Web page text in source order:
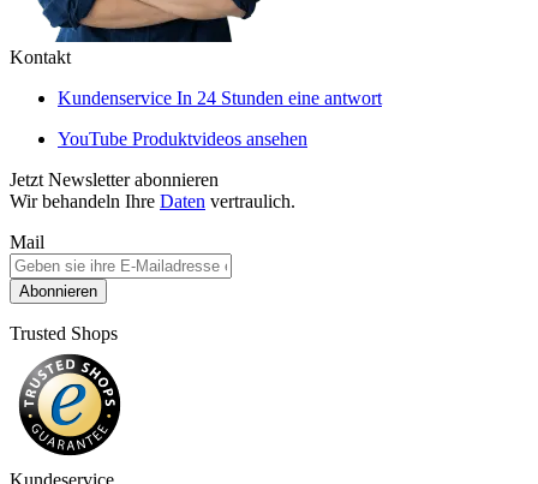
Kontakt
Kundenservice In 24 Stunden eine antwort
YouTube Produktvideos ansehen
Jetzt Newsletter abonnieren
Wir behandeln Ihre Daten vertraulich.
Mail
Abonnieren
Trusted Shops
Kundeservice